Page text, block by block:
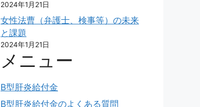
2024年1月21日
女性法曹（弁護士、検事等）の未来
と課題
2024年1月21日
メニュー
B型肝炎給付金
B型肝炎給付金のよくある質問